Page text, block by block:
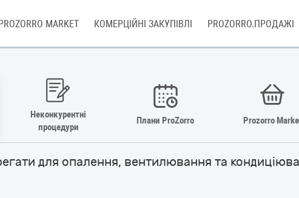
MARKET КОМЕРЦІЙНІ ЗАКУПІВЛІ PROZORRO.ПРОДАЖІ
Неконкурентні
процедури
Плани ProZorro Prozorro
для опалення, вентилювання та